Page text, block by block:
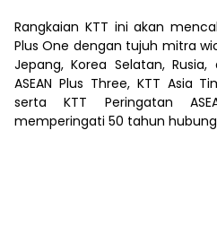
Rangkaian KTT ini akan
Plus One dengan tujuh mitra
Jepang, Korea Selatan,
ASEAN Plus Three, KTT Asia
serta KTT Peringatan
memperingati 50 tahun